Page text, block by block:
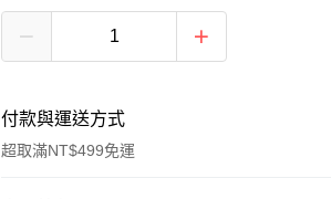
付款與運送方式
超取滿NT$499免運